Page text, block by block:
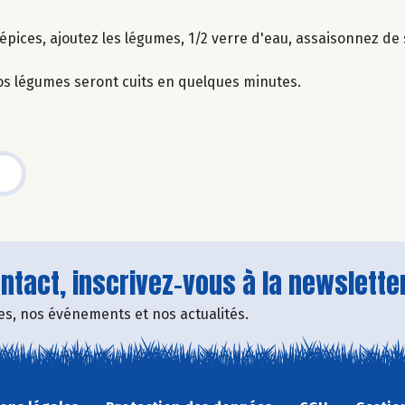
ajoutez les légumes, 1/2 verre d'eau, assaisonnez
légumes seront cuits en quelques minutes.
inscrivez-vous à la
nos événements et nos actualités.